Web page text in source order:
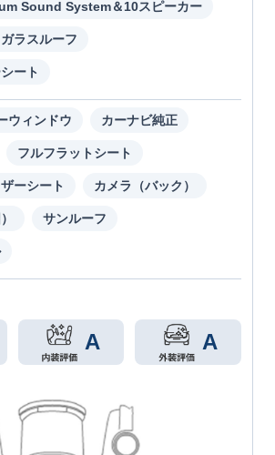
Sound System＆10スピーカー
ラスルーフ
ート
ウィンドウ カーナビ純正
フルフラットシート
ーシート カメラ（バック）
サンルーフ
A A